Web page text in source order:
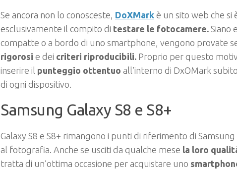
Se ancora non lo conosceste, DoXMark è un sito web che si
esclusivamente il compito di testare le fotocamere. Siano
compatte o a bordo di uno smartphone, vengono provate
rigorosi e dei criteri riproducibili. Proprio per questo
inserire il punteggio ottentuo all’interno di DxOMark
di ogni dispositivo.
Samsung Galaxy S8 e S8+
Galaxy S8 e S8+ rimangono i punti di riferimento di
al fotografia. Anche se usciti da qualche mese la loro
tratta di un’ottima occasione per acquistare uno